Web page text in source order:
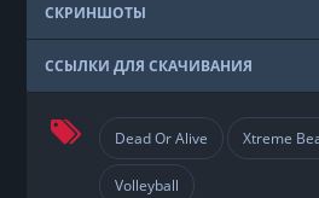
СКРИНШОТЫ
ССЫЛКИ ДЛЯ СКАЧИВАНИЯ
Dead Or Alive Xtreme
Volleyball